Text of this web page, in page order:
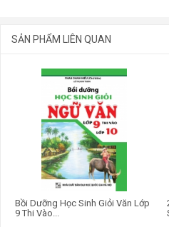
án
Giúp rèn luyện tốc độ và
giống thi thật
Tăng khả năng tổng hợp
khi làm bài
Phù hợp cho giai đoạn
SẢN PHẨM LIÊN QUAN
Bồi Dưỡng Học Sinh Giỏi Văn Lớp
9 Thi Vào...